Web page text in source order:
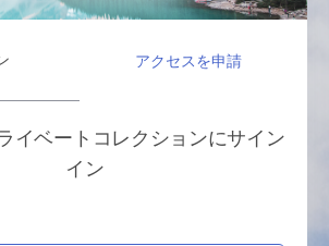
アクセスを申請
イベートコレクションにサイン
イン